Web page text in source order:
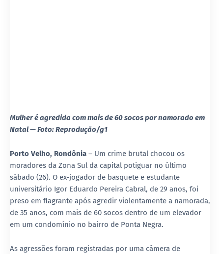
Mulher é agredida com mais de 60 socos por namorado em
Natal — Foto: Reprodução/g1
Porto Velho, Rondônia – Um crime brutal chocou os
moradores da Zona Sul da capital potiguar no último
sábado (26). O ex-jogador de basquete e estudante
universitário Igor Eduardo Pereira Cabral, de 29 anos, foi
preso em flagrante após agredir violentamente a namorada,
de 35 anos, com mais de 60 socos dentro de um elevador
em um condomínio no bairro de Ponta Negra.
As agressões foram registradas por uma câmera de